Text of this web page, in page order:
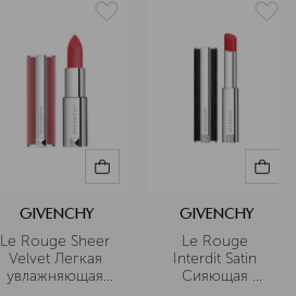
GIVENCHY
Le Rouge Sheer
Velvet Легкая
увлажняющая
GIVENCHY
Le Rouge
Interdit Satin
Сияющая